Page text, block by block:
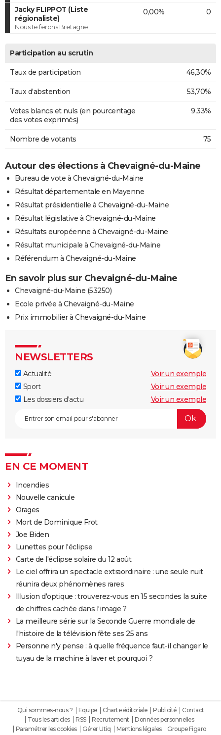
Jacky FLIPPOT (Liste
régionaliste)
Nous te ferons Bretagne
0,00% 0
Participation au scrutin
Taux de participation 46,30%
Taux d'abstention 53,70%
Votes blancs et nuls (en pourcentage
des votes exprimés)
9,33%
Nombre de votants 75
Autour des élections à Chevaigné-du-Maine
Bureau de vote à Chevaigné-du-Maine
Résultat départementale en Mayenne
Résultat présidentielle à Chevaigné-du-Maine
Résultat législative à Chevaigné-du-Maine
Résultats européenne à Chevaigné-du-Maine
Résultat municipale à Chevaigné-du-Maine
Référendum à Chevaigné-du-Maine
En savoir plus sur Chevaigné-du-Maine
Chevaigné-du-Maine (53250)
Ecole privée à Chevaigné-du-Maine
Prix immobilier à Chevaigné-du-Maine
NEWSLETTERS
Actualité
Voir un exemple
Sport
Voir un exemple
Les dossiers d'actu
Voir un exemple
EN CE MOMENT
Incendies
Nouvelle canicule
Orages
Mort de Dominique Frot
Joe Biden
Lunettes pour l'éclipse
Carte de l'éclipse solaire du 12 août
Le ciel offrira un spectacle extraordinaire : une seule nuit
réunira deux phénomènes rares
Illusion d'optique : trouverez-vous en 15 secondes la suite
de chiffres cachée dans l'image ?
La meilleure série sur la Seconde Guerre mondiale de
l'histoire de la télévision fête ses 25 ans
Personne n'y pense : à quelle fréquence faut-il changer le
tuyau de la machine à laver et pourquoi ?
Qui sommes-nous ? Equipe Charte éditoriale Publicité
Contact
Tous les articles
RSS Recrutement
Données personnelles
Paramétrer les cookies
Gérer Utiq Mentions légales
Groupe Figaro